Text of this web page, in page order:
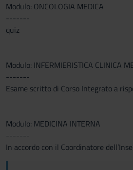
Modulo: ONCOLOGIA MEDICA
-------
quiz
Modulo: INFERMIERISTICA CLINICA
-------
Esame scritto di Corso Integrato a
Modulo: MEDICINA INTERNA
-------
In accordo con il Coordinatore